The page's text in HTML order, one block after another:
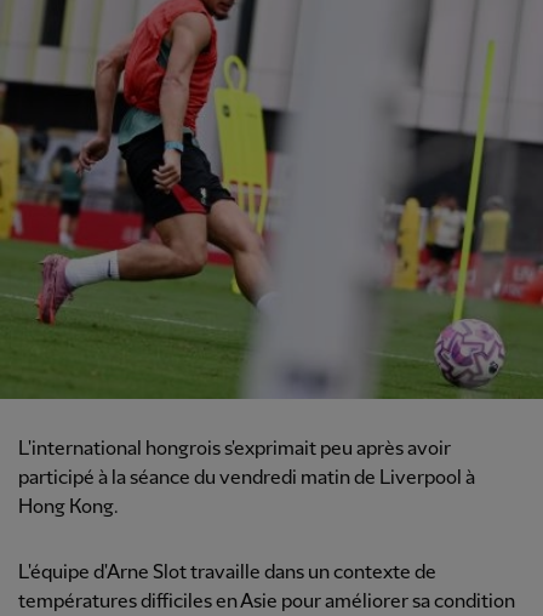
L'international hongrois s'exprimait peu après avoir
participé à la séance du vendredi matin de Liverpool à
Hong Kong.
L'équipe d'Arne Slot travaille dans un contexte de
températures difficiles en Asie pour améliorer sa condition